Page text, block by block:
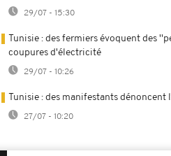
29/07 - 15:30
Tunisie : des fermiers évoquent des
coupures d'électricité
29/07 - 10:26
Tunisie : des manifestants dénoncent
27/07 - 10:20